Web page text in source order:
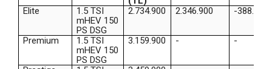
Elite
1.5 TSI
mHEV 150
PS DSG
2.734.900 2.346.900 -388.000
Premium
1.5 TSI
mHEV 150
PS DSG
3.159.900 - -